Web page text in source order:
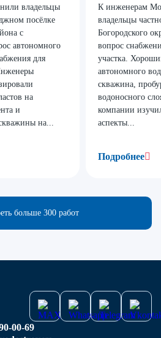
владельцы
посёлке
с
автономного
для
на
и
на...
К инженерам
владельцы
Богородского
вопрос
участка.
автономного
скважина,
водоносного
компании
аспекты...
Подробнее
больше 300 работ
00-69